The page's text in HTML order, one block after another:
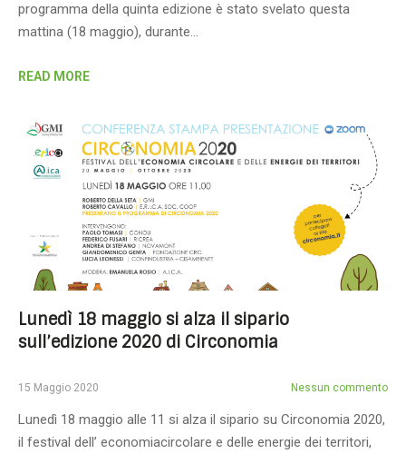
programma della quinta edizione è stato svelato questa
mattina (18 maggio), durante…
READ MORE
Lunedì 18 maggio si alza il sipario
sull’edizione 2020 di Circonomia
15 Maggio 2020 Nessun commento
Lunedì 18 maggio alle 11 si alza il sipario su Circonomia 2020,
il festival dell’ economiacircolare e delle energie dei territori,